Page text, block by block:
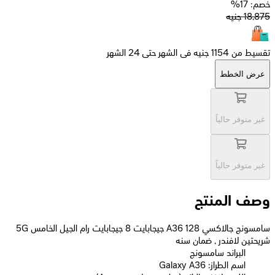
خصم: 17%
18,875 جنيه
تقسيط من 1154 جنيه فى الشهر حتى 24 الشهر
عرض الخطط
غير متوفر حالياً
غير متوفر حالياً
وصف المنتج
سامسونج جالاكسي A36 128 جيجابايت 8 جيجابايت رام الجيل الخامس 5G
شريحتين لافندر , ضمان سنه
البراند سامسونج
اسم الطراز: Galaxy A36